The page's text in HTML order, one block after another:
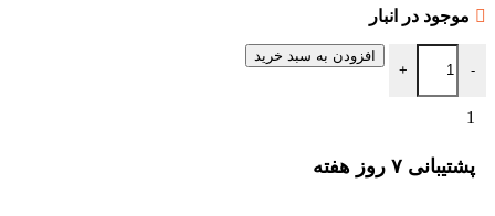
موجود در انبار
-
+
افزودن به سبد خرید
1
پشتیبانی ۷ روز ﻫﻔﺘﻪ